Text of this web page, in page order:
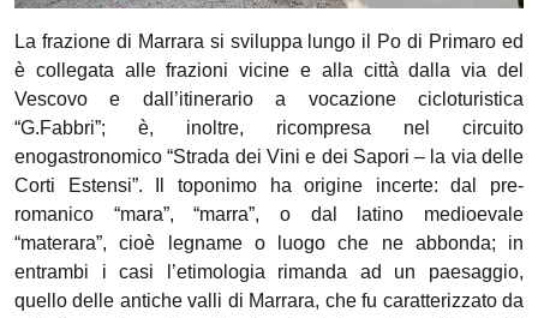
La frazione di Marrara si sviluppa lungo il Po di Primaro ed
è collegata alle frazioni vicine e alla città dalla via del
Vescovo e dall’itinerario a vocazione cicloturistica
“G.Fabbri”; è, inoltre, ricompresa nel circuito
enogastronomico “Strada dei Vini e dei Sapori – la via delle
Corti Estensi”. Il toponimo ha origine incerte: dal pre-
romanico “mara”, “marra”, o dal latino medioevale
“materara”, cioè legname o luogo che ne abbonda; in
entrambi i casi l’etimologia rimanda ad un paesaggio,
quello delle antiche valli di Marrara, che fu caratterizzato da